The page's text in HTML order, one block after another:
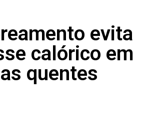
evita
calórico em
quentes